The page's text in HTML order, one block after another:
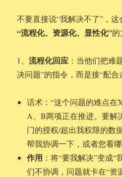
不要直接说“我解决不了”，
“流程化、资源化、显性化”的
1、流程化回应 ：当他们把难
决问题”的指令，而是接“配合
话术：“这个问题的难点在
A、B两项正在推进。要解
门的授权/超出我权限的数
帮我协调一下，或者您看
作用 ：将“要我解决”变成
们不协调，问题就卡在“资